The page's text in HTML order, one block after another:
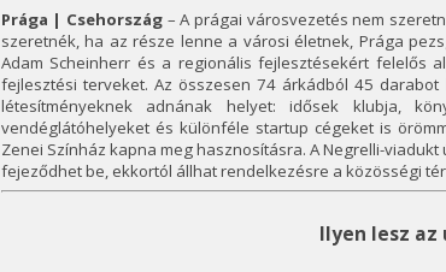
Prága | Csehország– A prágai városvezetés nem
szeretnék, ha az része lenne a városi életnek, Prága
Adam Scheinherr és a regionális fejlesztésekért felelős
fejlesztési terveket. Az összesen 74 árkádból 45
létesítményeknek adnának helyet: idősek klubja,
vendéglátóhelyeket és különféle startup cégeket is
Zenei Színház kapna meg hasznosításra. A Negrelli-
fejeződhet be, ekkortól állhat rendelkezésre a közösségi
Ilyen lesz az